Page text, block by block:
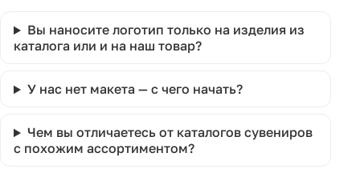
Вы наносите логотип только на изделия из
каталога или и на наш товар?
У нас нет макета — с чего начать?
Чем вы отличаетесь от каталогов сувениров
с похожим ассортиментом?